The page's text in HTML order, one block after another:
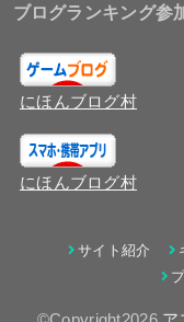
ブログランキング参
にほんブログ村
にほんブログ村
サイト紹介